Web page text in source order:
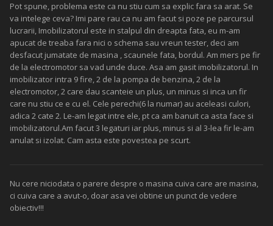
Pot spune, problema este ca nu stiu cum sa explic fara sa arat. Se
va intelege ceva? Imi pare rau ca nu am facut si poze pe parcursul
lucrarii, Imobilizatorul este in stalpul din dreapta fata, eu m-am
apucat de treaba fara nici o schema sau vreun tester, deci am
desfacut jumatate de masina , scaunele fata, bordul. Am mers pe fir
de la electromotor sa vad unde duce. Asa am gasit imobilizatorul. In
imobilizator intra 9 fire, 2 de la pompa de benzina, 2 de la
electromotor, 2 care dau scanteie un plus, un minus si inca un fir
care nu stiu ce e cu el. Cele perechi(6 la numar) au aceleasi culori,
adica 2 cate 2. Le-am legat intre ele, pt ca am banuit ca asta face si
imobilizatorul.Am facut 3 legaturi iar plus, minus si al 3-lea fir le-am
anulat si izolat. Cam asta este povestea pe scurt.
Nu cere niciodata o parere despre o masina cuiva care are masina,
ci cuiva care a avut-o, doar asa vei obtine un punct de vedere
obiectiv!!!